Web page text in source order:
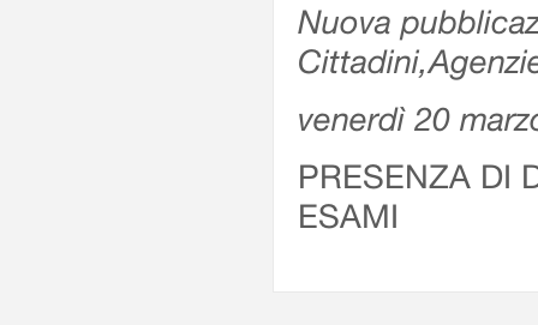
Nuova
venerdì 20
PRESENZA DI
ESAMI